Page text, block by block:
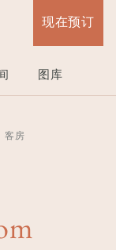
现在预订
客房
图库